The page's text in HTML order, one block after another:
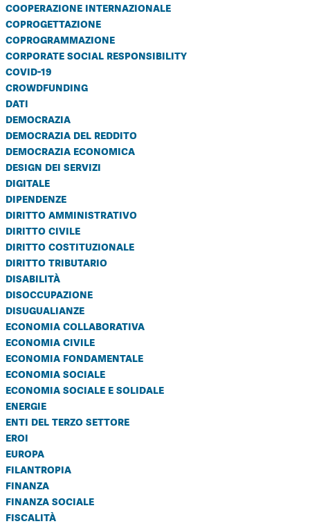
cooperazione internazionale
coprogettazione
coprogrammazione
corporate social responsibility
covid-19
crowdfunding
dati
democrazia
democrazia del reddito
democrazia economica
design dei servizi
digitale
dipendenze
diritto amministrativo
diritto civile
diritto costituzionale
diritto tributario
disabilità
disoccupazione
disugualianze
economia collaborativa
economia civile
economia fondamentale
economia sociale
economia sociale e solidale
energie
enti del terzo settore
eroi
europa
filantropia
finanza
finanza sociale
fiscalità